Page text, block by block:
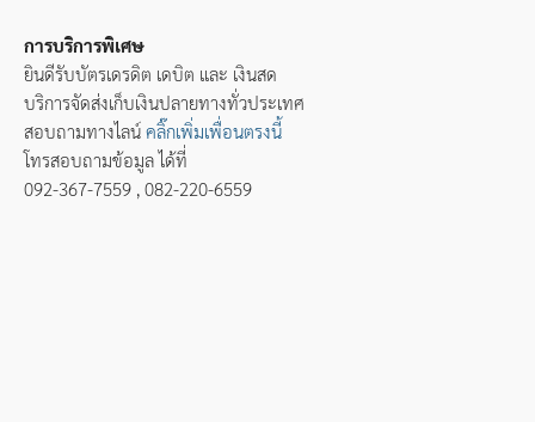
การบริการพิเศษ
ยินดีรับบัตรเดรดิต เดบิต และ เงินสด
บริการจัดส่งเก็บเงินปลายทางทั่วประเทศ
สอบถามทางไลน์ คลิ๊กเพิ่มเพื่อนตรงนี้
โทรสอบถามข้อมูล ได้ที่
092-367-7559 , 082-220-6559